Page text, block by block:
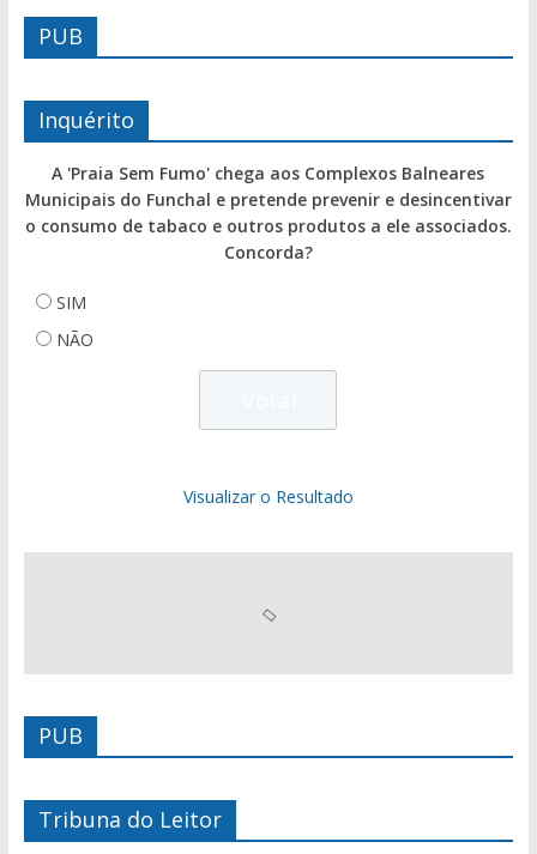
PUB
Inquérito
A 'Praia Sem Fumo' chega aos Complexos Balneares
Municipais do Funchal e pretende prevenir e desincentivar
o consumo de tabaco e outros produtos a ele associados.
Concorda?
SIM
NÃO
Visualizar o Resultado
PUB
Tribuna do Leitor